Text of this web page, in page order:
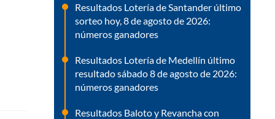
Resultados Lotería de Santander último
sorteo hoy, 8 de agosto de 2026:
números ganadores
Resultados Lotería de Medellín último
resultado sábado 8 de agosto de 2026:
números ganadores
Resultados Baloto y Revancha con